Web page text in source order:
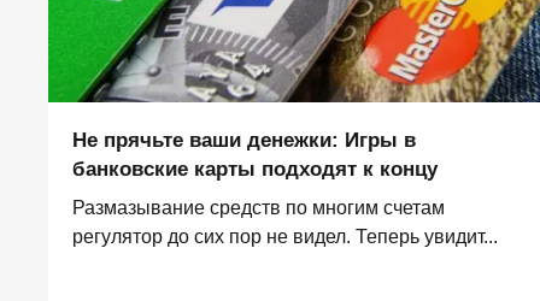
Не прячьте ваши денежки: Игры в
банковские карты подходят к концу
Размазывание средств по многим счетам
регулятор до сих пор не видел. Теперь увидит...